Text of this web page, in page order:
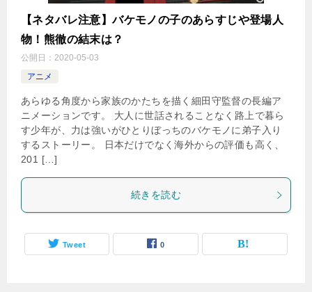
【ネタバレ注意】バケモノの子のあらすじや登場人
物！熊徹の結末は？
公開日： 2020-05-03
アニメ
あらゆる角度から家族のかたちを描く細田守監督の長編ア
ニメーションです。 大人に世話されることなく路上で暮ら
す少年が、力は強いがひとりぼっちのバケモノに弟子入り
するストーリー。 日本だけでなく海外からの評価も高く、
201 […]
続きを読む
Tweet 0